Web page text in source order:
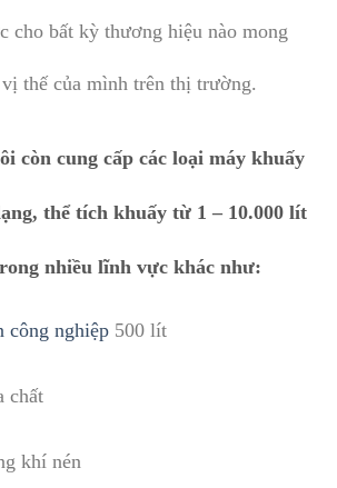
cho bất kỳ thương hiệu nào mong
thế của mình trên thị trường.
còn cung cấp các loại máy khuấy
thể tích khuấy từ 1 – 10.000 lít
nhiều lĩnh vực khác như:
công nghiệp500 lít
chất
khí nén